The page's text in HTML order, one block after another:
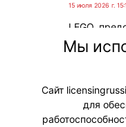
15 июля 2026 г.
LEGO
мотивам
мультика
#Коллаборации
Мы
Сайт
для